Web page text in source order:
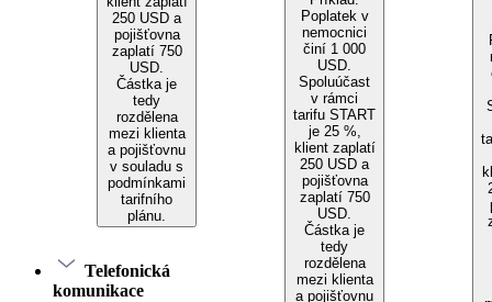
250 USD a
pojišťovna
zaplatí 750
USD.
Částka je
tedy
rozdělena
mezi klienta
a pojišťovnu
v souladu s
podmínkami
tarifního
plánu.
Telefonická
komunikace
Poplatek v
nemocnici
činí 1 000
USD.
Spoluúčast
v rámci
tarifu START
je 25 %,
klient zaplatí
250 USD a
pojišťovna
zaplatí 750
USD.
Částka je
tedy
rozdělena
mezi klienta
a pojišťovnu